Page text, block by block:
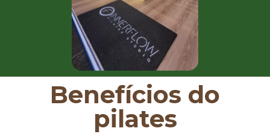
Benefícios do
pilates